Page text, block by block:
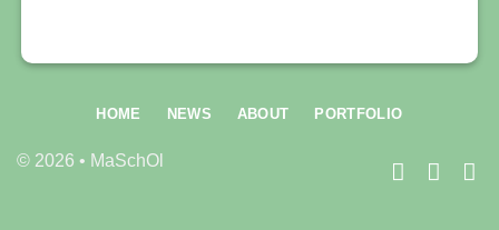
© 2026 • MaSchOl
HOME NEWS ABOUT PORTFOLIO